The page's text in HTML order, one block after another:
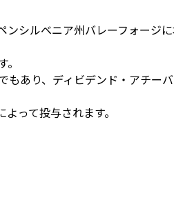
シルベニア州バレーフォージ
あり、ディビデンド・アチー
って投与されます。